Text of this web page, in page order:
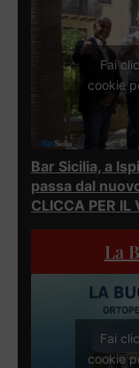
Fai
cookie
Bar Sicilia, a
passa dal
CLICCA PER IL
La
Fai
cookie